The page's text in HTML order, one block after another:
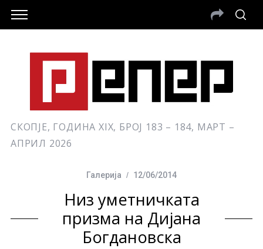
СКОПЈЕ, ГОДИНА XIX, БРОЈ 183 – 184, МАРТ –
АПРИЛ 2026
Галерија 12/06/2014
Низ уметничката
призма на Дијана
Богдановска